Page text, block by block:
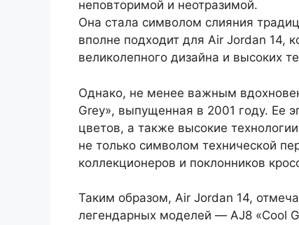
неповторимой и неотразимой.
Она стала символом слияния
вполне подходит для Air Jordan 14,
великолепного дизайна и высоких
Однако, не менее важным
Grey», выпущенная в 2001 году. Ее
цветов, а также высокие
не только символом технической
коллекционеров и поклонников
Таким образом, Air Jordan 14,
легендарных моделей — AJ8 «Cool